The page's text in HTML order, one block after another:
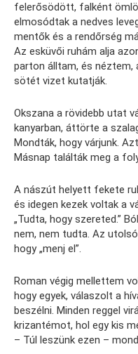
felerősödött, falként
elmosódtak a nedves
mentők és a rendőrség
Az esküvői ruhám alja
parton álltam, és néztem,
sötét vizet kutatják.
Okszana a rövidebb utat
kanyarban, áttörte a
Mondták, hogy várjunk.
Másnap találták meg a
A nászút helyett fekete
és idegen kezek voltak a
„Tudta, hogy szereted.”
nem, nem tudta. Az
hogy „menj el”.
Roman végig mellettem
hogy egyek, válaszolt a
beszélni. Minden reggel
krizantémot, hol egy kis
– Túl leszünk ezen –